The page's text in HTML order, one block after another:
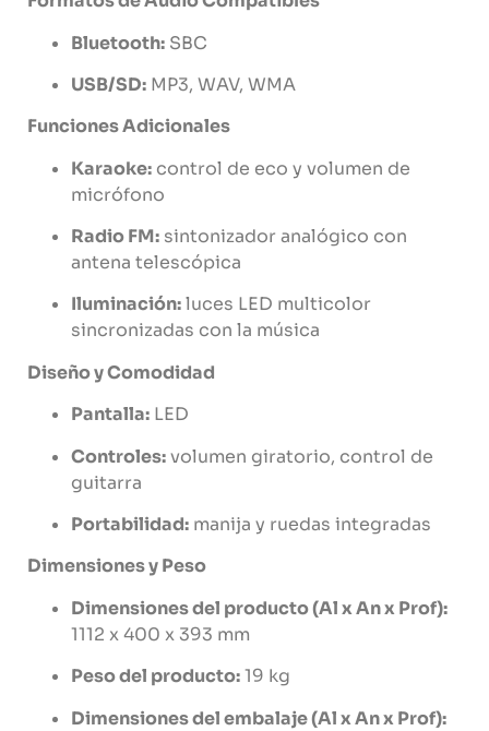
Bluetooth: SBC
USB/SD: MP3, WAV, WMA
FuncionesAdicionales
Karaoke: control de eco y volumen de
micrófono
RadioFM: sintonizador analógico con
antena telescópica
Iluminación:luces LED multicolor
sincronizadas con la música
DiseñoyComodidad
Pantalla: LED
Controles:volumen giratorio, control de
guitarra
Portabilidad: manija y ruedas integradas
DimensionesyPeso
Dimensionesdel producto (AlxAnxProf):
1112 x400 x 393 mm
Pesodel producto:19 kg
Dimensionesdelembalaje (AlxAnxProf):